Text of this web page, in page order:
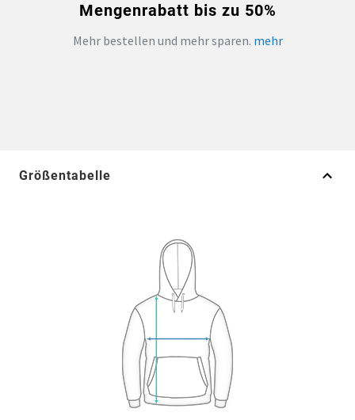
Mengenrabatt bis zu 50%
Mehr bestellen und mehr sparen. mehr
Größentabelle